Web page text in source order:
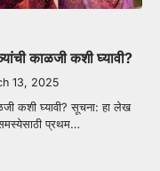
काळजी कशी घ्यावी?
13, 2025
कशी घ्यावी? सूचना: हा लेख
प्रथम…